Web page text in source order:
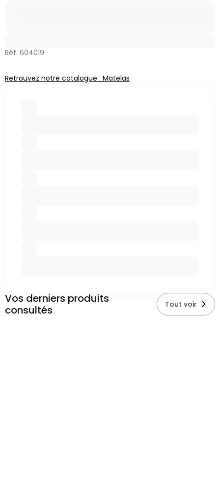
Réf. 604019
Retrouvez notre catalogue : Matelas
Vos derniers produits
consultés
Tout voir